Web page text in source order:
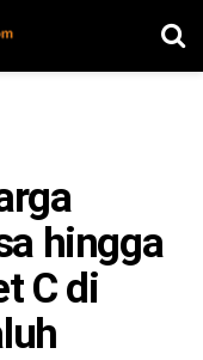
hingga
C di